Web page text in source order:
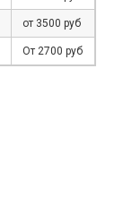
от 3500 руб
От 2700 руб